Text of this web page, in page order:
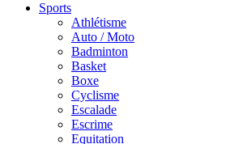
Sports
Athlétisme
Auto / Moto
Badminton
Basket
Boxe
Cyclisme
Escalade
Escrime
Equitation